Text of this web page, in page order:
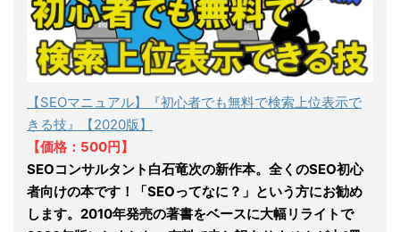
【SEOマニュアル】『初心者でも無料で検索上位表示で
きる技』【2020版】
【価格：500円】
SEOコンサルタント白石竜次の新作本。全くのSEO初心
者向けの本です！「SEOってなに？」という方にお勧め
します。2010年発売の著書をベースに大幅リライトで